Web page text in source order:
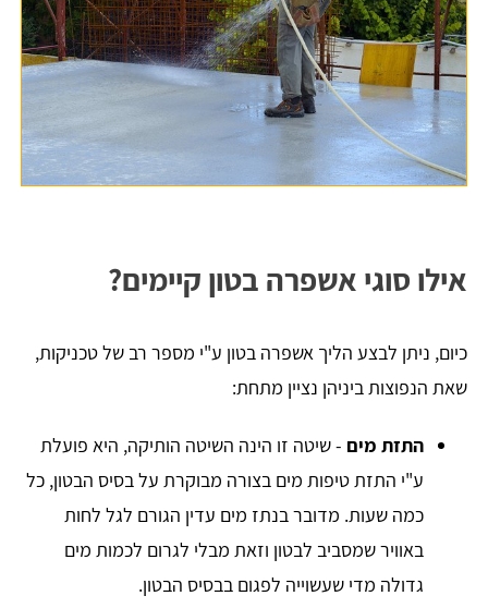
אילו סוגי אשפרה בטון קיימים?
כיום, ניתן לבצע הליך אשפרה בטון ע"י מספר רב של טכניקות,
שאת הנפוצות ביניהן נציין מתחת:
התזת מים - שיטה זו הינה השיטה הותיקה, היא פועלת
ע"י התזת טיפות מים בצורה מבוקרת על בסיס הבטון, כל
כמה שעות. מדובר בנתז מים עדין הגורם לגל לחות
באוויר שמסביב לבטון וזאת מבלי לגרום לכמות מים
גדולה מדי שעשוייה לפגום בבסיס הבטון.